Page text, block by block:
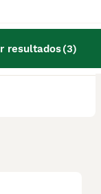
resultados(3)